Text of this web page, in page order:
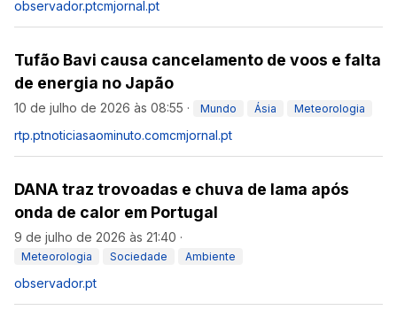
observador.ptcmjornal.pt
Tufão Bavi causa cancelamento de voos e falta
de energia no Japão
10 de julho de 2026 às 08:55 · Mundo Ásia Meteorologia
rtp.ptnoticiasaominuto.comcmjornal.pt
DANA traz trovoadas e chuva de lama após
onda de calor em Portugal
9 de julho de 2026 às 21:40 ·
Meteorologia Sociedade Ambiente
observador.pt